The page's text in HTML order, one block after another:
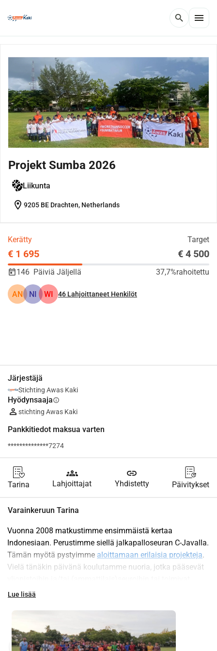
search menu
Projekt Sumba 2026
Liikunta
location_on 9205 BE Drachten, Netherlands
Kerätty Target
€ 1 695 € 4 500
146 Päiviä Jäljellä 37,7%rahoitettu
AN NI WI 46 Lahjoittaneet Henkilöt
Järjestäjä
Stichting Awas Kaki
Hyödynsaajainfo
stichting Awas Kaki
Pankkitiedot maksua varten
**************7274
Tarina
groups
Lahjoittajat
link
Yhdistetty Päivitykset
Varainkeruun Tarina
Vuonna 2008 matkustimme ensimmäistä kertaa
Indonesiaan. Perustimme siellä jalkapalloseuran C-Javalla.
Tämän myötä pystyimme aloittamaan erilaisia projekteja.
Vielä tänäkin päivänä koulutamme nuoria, jotka pääsevät
valmentajina. Olemme antaneet sadoille teini-ikäisille
projektipäällikkömme Javalla.
Yksi näistä pojista on nyt projektipäällikkömme ja hän on
Lue lisää